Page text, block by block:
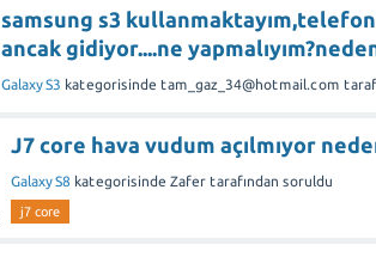
samsung s3
ancak gidiyor....ne
Galaxy S3 kategorisinde tam_gaz_34@hotmail.com
J7 core hava vudum açılmıyor
Galaxy S8 kategorisinde Zafer tarafından soruldu
j7 core